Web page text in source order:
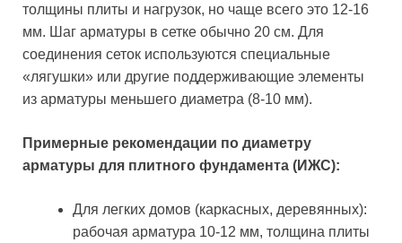
толщины плиты и нагрузок, но чаще всего это 12-16
мм. Шаг арматуры в сетке обычно 20 см. Для
соединения сеток используются специальные
«лягушки» или другие поддерживающие элементы
из арматуры меньшего диаметра (8-10 мм).
Примерные рекомендации по диаметру
арматуры для плитного фундамента (ИЖС):
Для легких домов (каркасных, деревянных):
рабочая арматура 10-12 мм, толщина плиты